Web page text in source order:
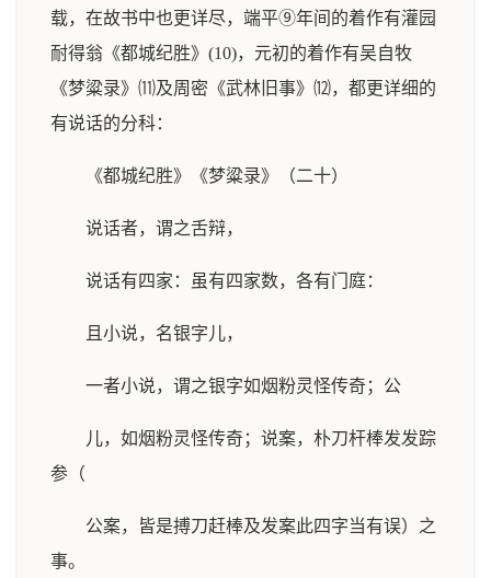
载，在故书中也更详尽，端平⑨年间的着作有灌园
耐得翁《都城纪胜》(10)，元初的着作有吴自牧
《梦粱录》⑾及周密《武林旧事》⑿，都更详细的
有说话的分科：
《都城纪胜》《梦粱录》（二十）
说话者，谓之舌辩，
说话有四家：虽有四家数，各有门庭：
且小说，名银字儿，
一者小说，谓之银字如烟粉灵怪传奇；公
儿，如烟粉灵怪传奇；说案，朴刀杆棒发发踪
参（
公案，皆是搏刀赶棒及发案此四字当有误）之
事。